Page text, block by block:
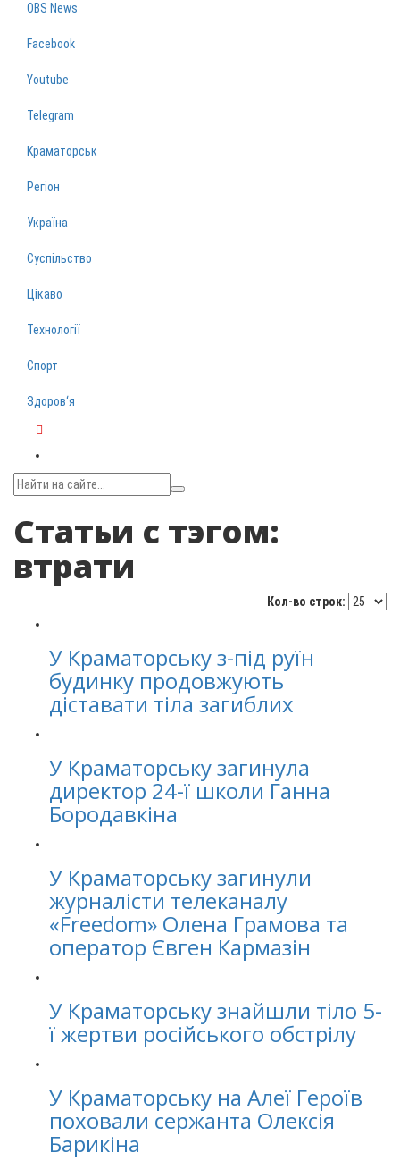
OBS News
Facebook
Youtube
Telegram
Краматорськ
Регіон
Україна
Суспільство
Цікаво
Технології
Спорт
Здоров‘я
Статьи с тэгом:
втрати
Кол-во строк:
У Краматорську з-під руїн
будинку продовжують
діставати тіла загиблих
У Краматорську загинула
директор 24-ї школи Ганна
Бородавкіна
У Краматорську загинули
журналісти телеканалу
«Freedom» Олена Грамова та
оператор Євген Кармазін
У Краматорську знайшли тіло 5-
ї жертви російського обстрілу
У Краматорську на Алеї Героїв
поховали сержанта Олексія
Барикіна